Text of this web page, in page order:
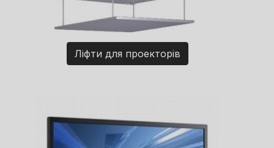
Ліфти для проекторів